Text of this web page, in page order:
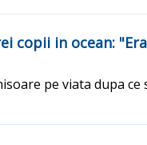
copii in ocean:
pe viata dupa